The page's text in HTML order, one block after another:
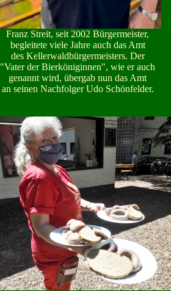
Franz Streit, seit 2002 Bürgermeister,
begleitete viele Jahre auch das Amt
des Kellerwaldbürgermeisters. Der
"Vater der Bierköniginnen", wie er auch
genannt wird, übergab nun das Amt
an seinen Nachfolger Udo Schönfelder.